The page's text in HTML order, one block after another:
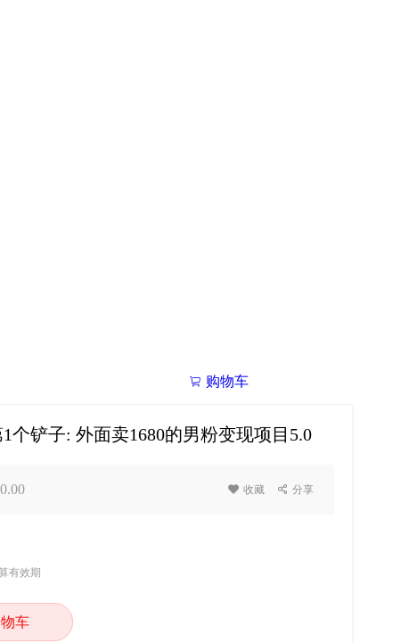
 购物车
个铲子: 外面卖1680的男粉变现项目5.0
 收藏  分享
有效期
车